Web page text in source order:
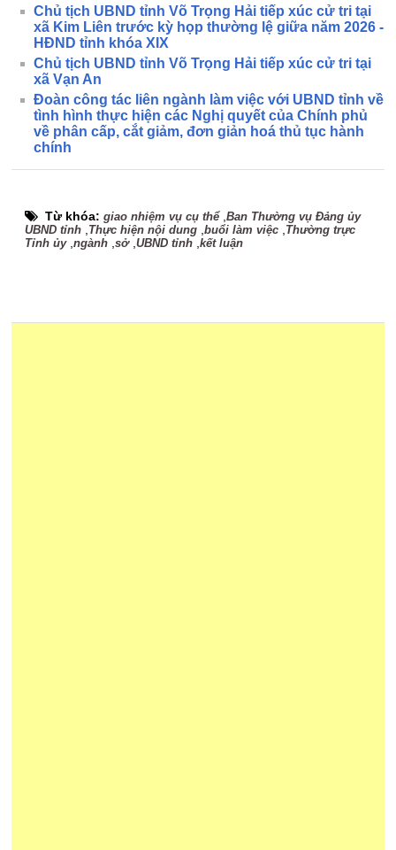
Chủ tịch UBND tỉnh Võ Trọng Hải tiếp xúc cử tri tại
xã Kim Liên trước kỳ họp thường lệ giữa năm 2026 -
HĐND tỉnh khóa XIX
Chủ tịch UBND tỉnh Võ Trọng Hải tiếp xúc cử tri tại
xã Vạn An
Đoàn công tác liên ngành làm việc với UBND tỉnh về
tình hình thực hiện các Nghị quyết của Chính phủ
về phân cấp, cắt giảm, đơn giản hoá thủ tục hành
chính
Từ khóa:giao nhiệm vụ cụ thể,Ban Thường vụ Đảng ủy
UBND tỉnh Thực hiện nội dung ,buổi làm việc Thường trực
Tỉnh ủy,ngành ,sở,UBND tỉnh ,kết luận